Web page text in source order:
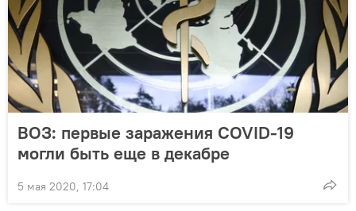
ВОЗ: первые заражения COVID-19
могли быть еще в декабре
5 мая 2020, 17:04